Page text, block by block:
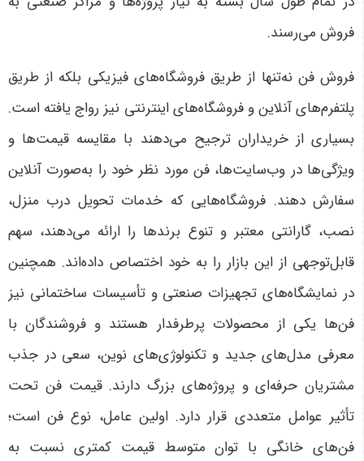
فروش می‌رسند.
فروش فن نه‌تنها از طریق فروشگاه‌های فیزیکی بلکه از طریق
پلتفرم‌های آنلاین و فروشگاه‌های اینترنتی نیز رواج یافته است.
بسیاری از خریداران ترجیح می‌دهند با مقایسه قیمت‌ها و
ویژگی‌ها در وب‌سایت‌ها، فن مورد نظر خود را به‌صورت آنلاین
سفارش دهند. فروشگاه‌هایی که خدمات تحویل درب منزل،
نصب، گارانتی معتبر و تنوع برندها را ارائه می‌دهند، سهم
قابل‌توجهی از این بازار را به خود اختصاص داده‌اند. همچنین
در نمایشگاه‌های تجهیزات صنعتی و تأسیسات ساختمانی نیز
فن‌ها یکی از محصولات پرطرفدار هستند و فروشندگان با
معرفی مدل‌های جدید و تکنولوژی‌های نوین، سعی در جذب
مشتریان حرفه‌ای و پروژه‌های بزرگ دارند. قیمت فن تحت
تأثیر عوامل متعددی قرار دارد. اولین عامل، نوع فن است؛
فن‌های خانگی با توان متوسط قیمت کمتری نسبت به